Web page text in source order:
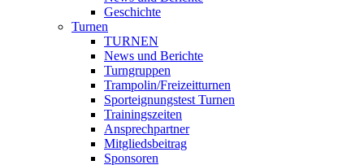
Geschichte
Turnen
TURNEN
News und Berichte
Turngruppen
Trampolin/Freizeitturnen
Sporteignungstest Turnen
Trainingszeiten
Ansprechpartner
Mitgliedsbeitrag
Sponsoren